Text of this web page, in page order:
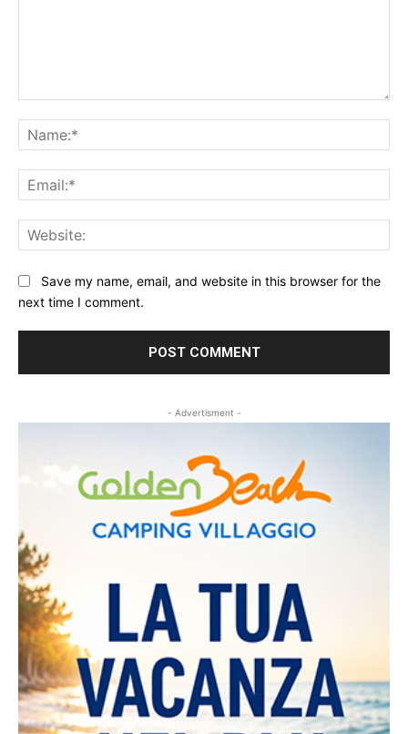
Save my name, email, and website in this browser for the
next time I comment.
- Advertisment -